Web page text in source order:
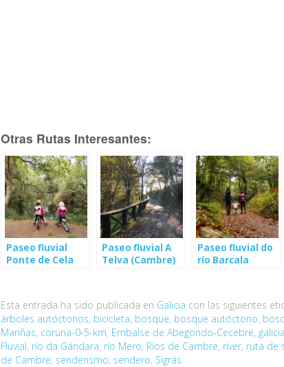
Otras Rutas Interesantes:
Paseo fluvial
Ponte de Cela
Paseo fluvial A
Telva (Cambre)
Paseo fluvial do
río Barcala
Esta entrada ha sido publicada en Galicia con las siguientes
árboles autóctonos, bicicleta, bosque, bosque autóctono,
Mariñas, coruna-0-5-km, Embalse de Abegondo-Cecebre, galicia
Fluvial, río da Gándara, río Mero, Ríos de Cambre, river, ruta de
de Cambre, senderismo, sendero, Sigrás.